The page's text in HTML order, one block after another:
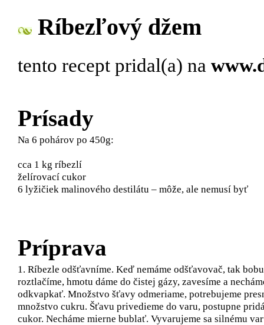
Ríbezľový džem
tento recept pridal(a) na
Prísady
Na 6 pohárov po 450g:
cca 1 kg ríbezlí
želírovací cukor
6 lyžičiek malinového destilátu – môže, ale nemusí byť
Príprava
1. Ríbezle odšťavníme. Keď nemáme odšťavovač, tak
roztlačíme, hmotu dáme do čistej gázy, zavesíme a
odkvapkať. Množstvo šťavy odmeriame, potrebujeme
množstvo cukru. Šťavu privedieme do varu, postupne
cukor. Necháme mierne bublať. Vyvarujeme sa silnému